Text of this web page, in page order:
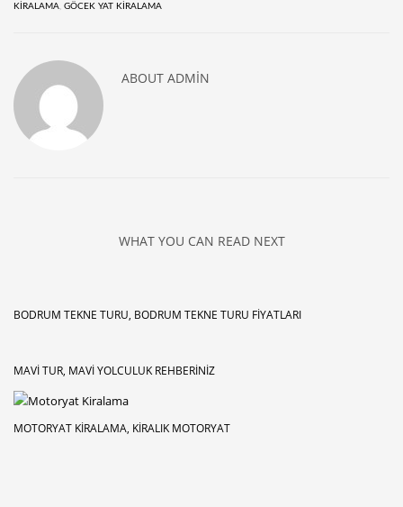
KIRALAMA, GÖCEK YAT KIRALAMA
ABOUT ADMIN
WHAT YOU CAN READ NEXT
BODRUM TEKNE TURU, BODRUM TEKNE TURU FIYATLARI
MAVI TUR, MAVI YOLCULUK REHBERINIZ
MOTORYAT KIRALAMA, KIRALIK MOTORYAT